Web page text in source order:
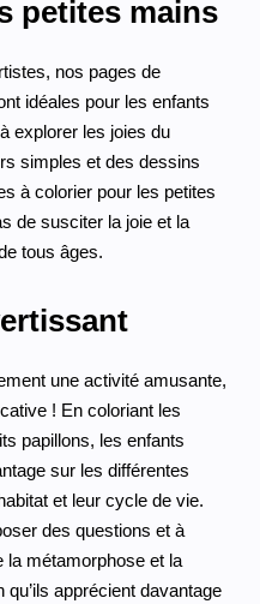
petites mains
nos pages de
idéales pour les enfants
explorer les joies du
simples et des dessins
à colorier pour les petites
de susciter la joie et la
tous âges.
une activité amusante,
! En coloriant les
papillons, les enfants
sur les différentes
et leur cycle de vie.
des questions et à
la métamorphose et la
apprécient davantage